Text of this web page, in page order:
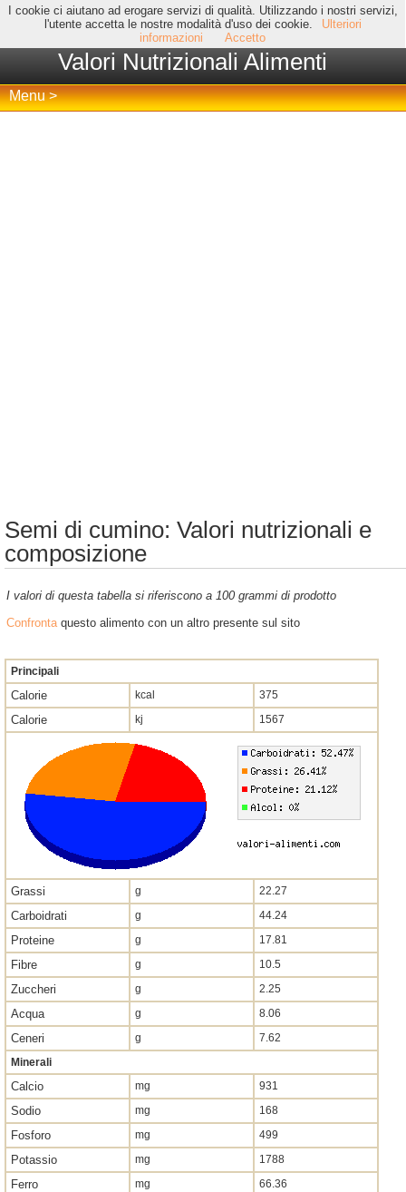
I cookie ci aiutano ad erogare servizi di qualità. Utilizzando i nostri servizi,
l'utente accetta le nostre modalità d'uso dei cookie.
Ulteriori
informazioni
Accetto
Valori Nutrizionali Alimenti
Menu >
Semi di cumino: Valori nutrizionali e
composizione
I valori di questa tabella si riferiscono a 100 grammi di prodotto
Confrontaquesto alimento con un altro presente sul sito
Principali
Calorie kcal 375
Calorie kj 1567
Grassi g 22.27
Carboidrati g 44.24
Proteine g 17.81
Fibre g 10.5
Zuccheri g 2.25
Acqua g 8.06
Ceneri g
7.62
Minerali
Calcio mg 931
Sodio mg 168
Fosforo mg 499
Potassio mg 1788
Ferro mg 66.36